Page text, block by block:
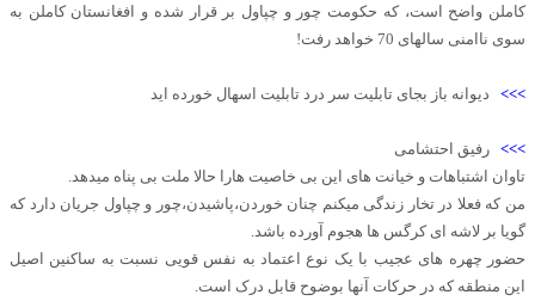
کاملن واضح است، که حکومت چور و چپاول بر قرار شده و افغانستان کاملن به
سوی ناامنی سالهای 70 خواهد رفت!
>>> دیوانه باز بجای تابلیت سر درد تابلیت اسهال خورده اید
>>> رفیق احتشامی
تاوان اشتباهات و خیانت های این بی خاصیت هارا حالا ملت بی پناه میدهد.
من که فعلا در تخار زندگی میکنم چنان خوردن،پاشیدن،چور و چپاول جریان دارد که
گویا بر لاشه ای کرگس ها هجوم آورده باشد.
حضور چهره های عجیب با یک نوع اعتماد به نفس قویی نسبت به ساکنین اصیل
این منطقه که در حرکات آنها بوضوح قابل درک است.